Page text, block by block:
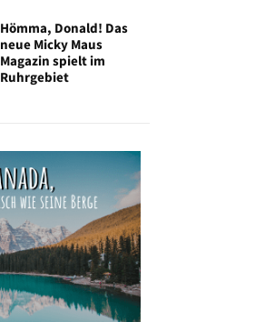
Hömma, Donald! Das
neue Micky Maus
Magazin spielt im
Ruhrgebiet